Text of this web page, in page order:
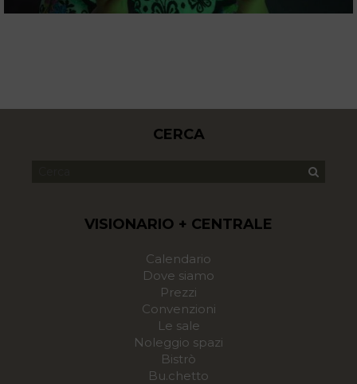
CERCA
VISIONARIO + CENTRALE
Calendario
Dove siamo
Prezzi
Convenzioni
Le sale
Noleggio spazi
Bistrò
Bu.chetto